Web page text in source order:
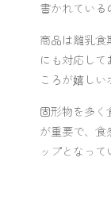
書かれている
商品は離乳食
にも対応して
ころが嬉しい
固形物を多く
が重要で、食
ップとなって